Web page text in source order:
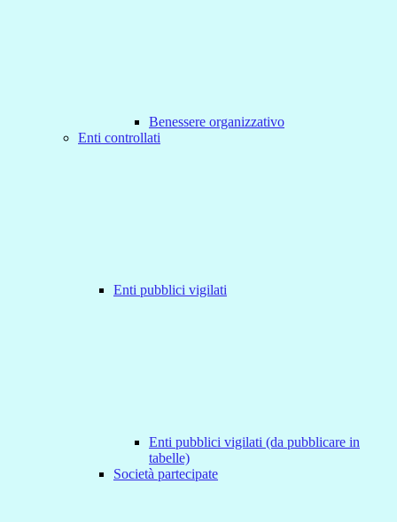
Benessere organizzativo
Enti controllati
Enti pubblici vigilati
Enti pubblici vigilati (da pubblicare in
tabelle)
Società partecipate